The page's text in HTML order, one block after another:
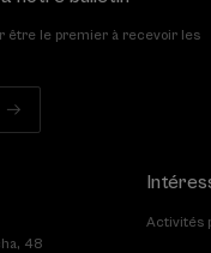
être le premier à recevoir les
48
Activités